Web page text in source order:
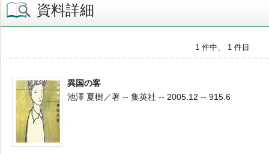
資料詳細
1 件中、 1 件目
異国の客
池澤 夏樹／著 -- 集英社 -- 2005.12 -- 915.6